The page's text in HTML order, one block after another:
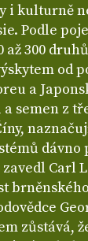
i kulturně
Podle
300
od
a
semen z
Carl
zůstává,